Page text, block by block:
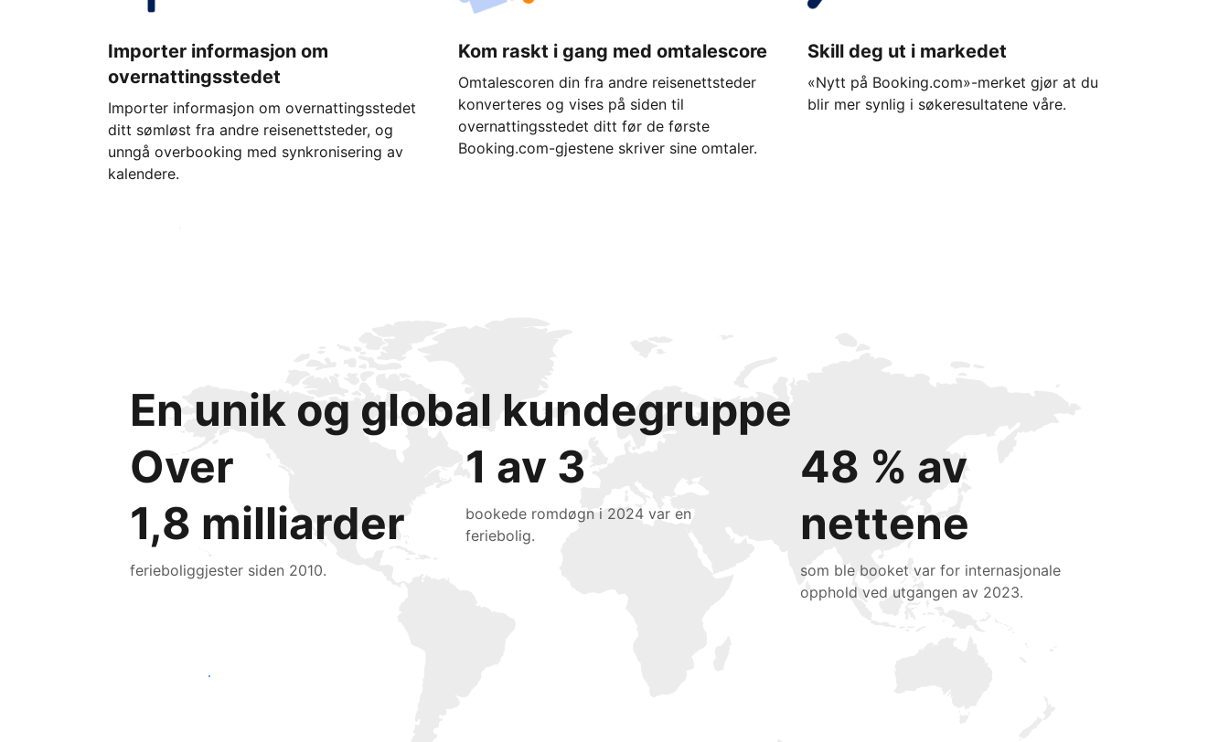
Importer informasjon om
overnattingsstedet
Importer informasjon om overnattingsstedet
ditt sømløst fra andre reisenettsteder, og
unngå overbooking med synkronisering av
kalendere.
Kom raskt i gang med omtalescore
Omtalescoren din fra andre reisenettsteder
konverteres og vises på siden til
overnattingsstedet ditt før de første
Booking.com-gjestene skriver sine omtaler.
Skill deg ut i markedet
«Nytt på Booking.com»-merket gjør at du
blir mer synlig i søkeresultatene våre.
Kom i gang i dag
En unik og global kundegruppe
Over
1,8 milliarder
ferieboliggjester siden 2010.
1 av 3
bookede romdøgn i 2024 var en
feriebolig.
48 % av
nettene
som ble booket var for internasjonale
opphold ved utgangen av 2023.
Nå ut til nye gjester i dag